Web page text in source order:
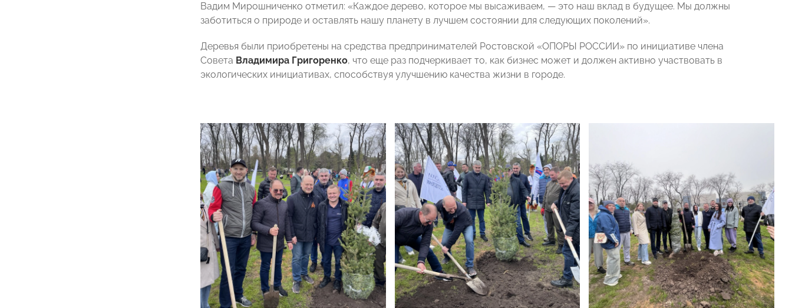
Вадим Мирошниченко отметил: «Каждое дерево, которое мы высаживаем, — это наш вклад в будущее. Мы должны
заботиться о природе и оставлять нашу планету в лучшем состоянии для следующих поколений».
Деревья были приобретены на средства предпринимателей Ростовской «ОПОРЫ РОССИИ» по инициативе члена
Совета Владимира Григоренко, что еще раз подчеркивает то, как бизнес может и должен активно участвовать в
экологических инициативах, способствуя улучшению качества жизни в городе.